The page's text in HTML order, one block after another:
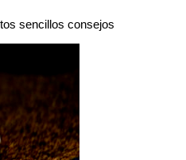
sencillos consejos